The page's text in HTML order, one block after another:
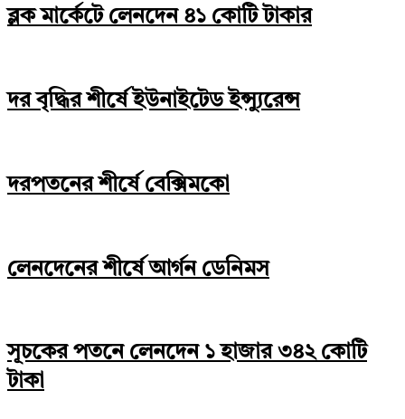
ব্লক মার্কেটে লেনদেন ৪১ কোটি টাকার
দর বৃদ্ধির শীর্ষে ইউনাইটেড ইন্স্যুরেন্স
দরপতনের শীর্ষে বেক্সিমকো
লেনদেনের শীর্ষে আর্গন ডেনিমস
সূচকের পতনে লেনদেন ১ হাজার ৩৪২ কোটি
টাকা